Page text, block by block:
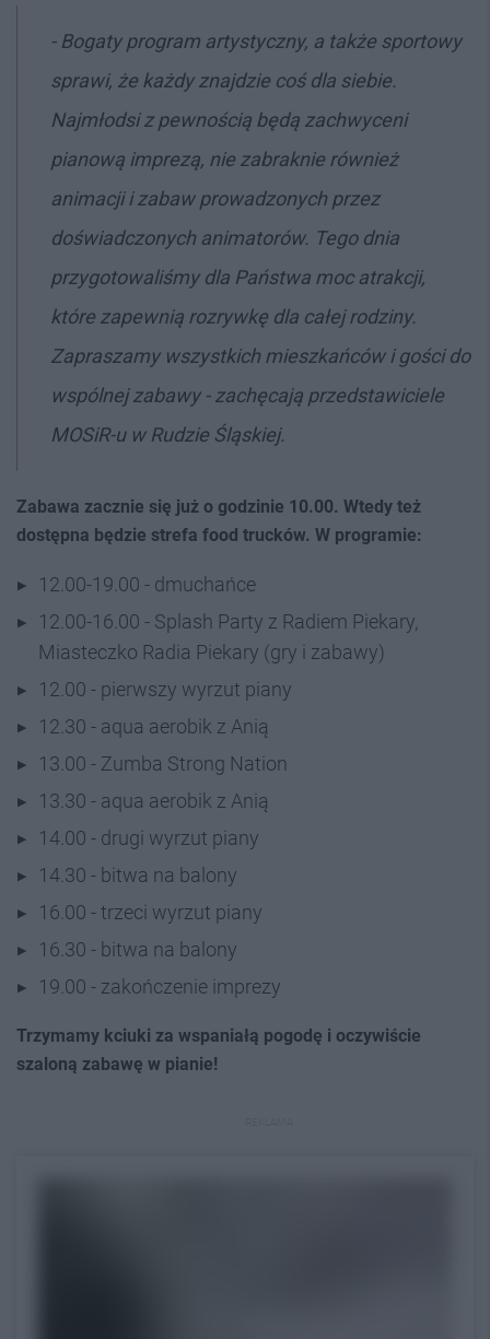
- Bogaty program artystyczny, a także sportowy
sprawi, że każdy znajdzie coś dla siebie.
Najmłodsi z pewnością będą zachwyceni
pianową imprezą, nie zabraknie również
animacji i zabaw prowadzonych przez
doświadczonych animatorów. Tego dnia
przygotowaliśmy dla Państwa moc atrakcji,
które zapewnią rozrywkę dla całej rodziny.
Zapraszamy wszystkich mieszkańców i gości do
wspólnej zabawy - zachęcają przedstawiciele
MOSiR-u w Rudzie Śląskiej.
Zabawa zacznie się już o godzinie 10.00. Wtedy też
dostępna będzie strefa food trucków. W programie:
12.00-19.00 - dmuchańce
12.00-16.00 - Splash Party z Radiem Piekary,
Miasteczko Radia Piekary (gry i zabawy)
12.00 - pierwszy wyrzut piany
12.30 - aqua aerobik z Anią
13.00 - Zumba Strong Nation
13.30 - aqua aerobik z Anią
14.00 - drugi wyrzut piany
14.30 - bitwa na balony
16.00 - trzeci wyrzut piany
16.30 - bitwa na balony
19.00 - zakończenie imprezy
Trzymamy kciuki za wspaniałą pogodę i oczywiście
szaloną zabawę w pianie!